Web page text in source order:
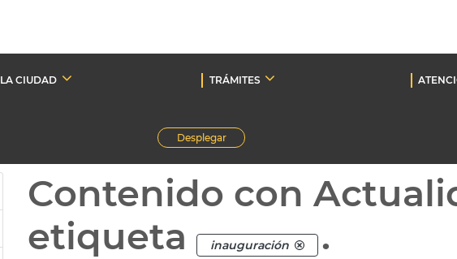
LA CIUDAD TRÁMITES
Desplegar
Contenido con
etiqueta
inauguración .